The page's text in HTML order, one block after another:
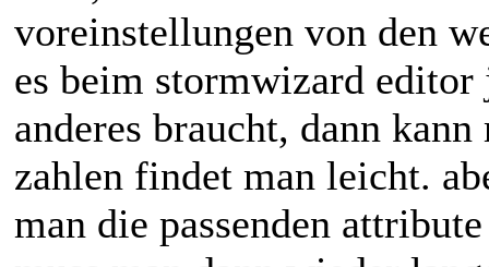
voreinstellungen von den
es beim stormwizard editor
anderes braucht, dann
zahlen findet man leicht.
man die passenden